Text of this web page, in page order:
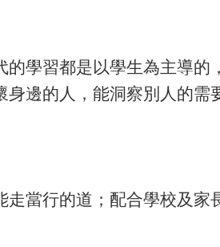
學習都是以學生為主導
邊的人，能洞察別人的
當行的道；配合學校及